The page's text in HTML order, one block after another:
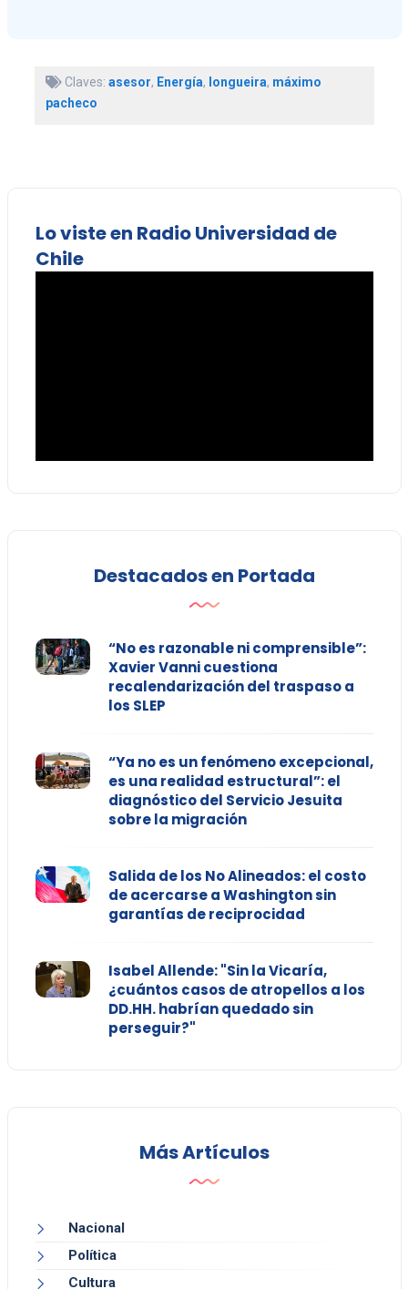
Claves: asesor, Energía, longueira, máximo
pacheco
Lo viste en Radio Universidad de
Chile
Destacados en Portada
“No es razonable ni comprensible”:
Xavier Vanni cuestiona
recalendarización del traspaso a
los SLEP
“Ya no es un fenómeno excepcional,
es una realidad estructural”: el
diagnóstico del Servicio Jesuita
sobre la migración
Salida de los No Alineados: el costo
de acercarse a Washington sin
garantías de reciprocidad
Isabel Allende: "Sin la Vicaría,
¿cuántos casos de atropellos a los
DD.HH. habrían quedado sin
perseguir?"
Más Artículos
Nacional
Política
Cultura